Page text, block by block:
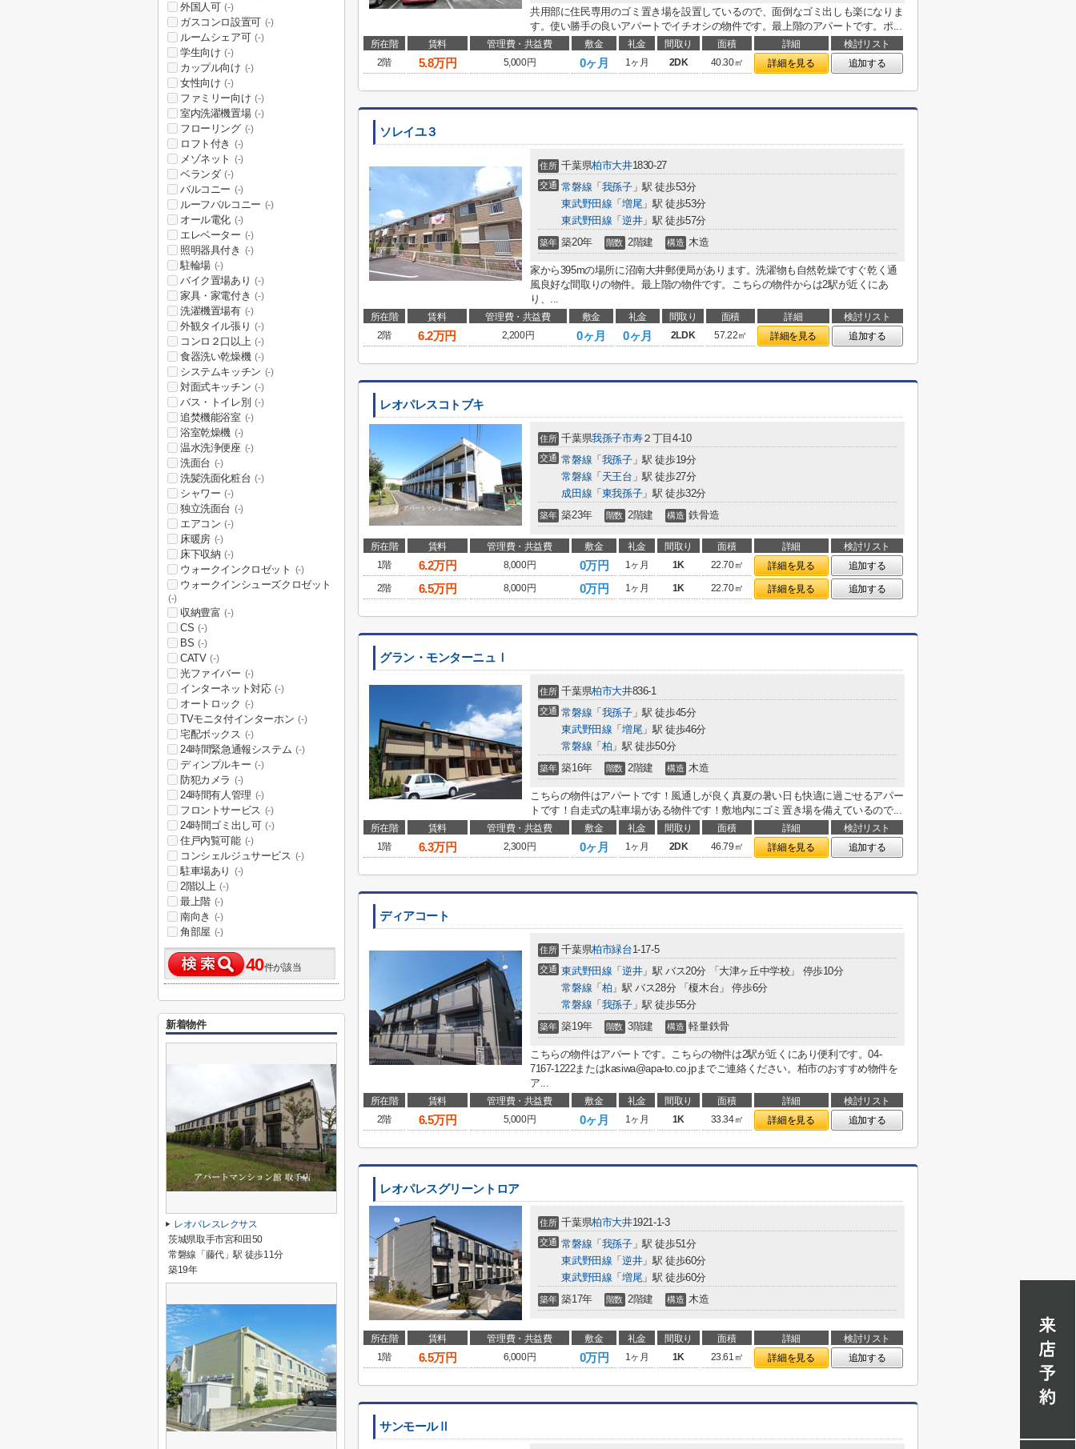
共用部に住民専用のゴミ置き場を設置しているので、面倒なゴミ出しも楽になりま
す。使い勝手の良いアパートでイチオシの物件です。最上階のアパートです。ポ...
所在階 賃料 管理費・共益費 敷金 礼金 間取り 面積 詳細
検討リスト
2階
5.8万円 5,000円 0ヶ月 1ヶ月 2DK 40.30㎡ 詳細を見る 追加する
ソレイユ３
住所 千葉県柏市大井1830-27
交通 常磐線 「 我孫子」駅 徒歩53分
東武野田線 「 増尾」駅 徒歩53分
東武野田線 「 逆井」駅 徒歩57分
築年 築20年 階数 2階建 構造 木造
家から395mの場所に沼南大井郵便局があります。洗濯物も自然乾燥ですぐ乾く通
風良好な間取りの物件。最上階の物件です。こちらの物件からは2駅が近くにあ
り、...
所在階 賃料 管理費・共益費 敷金 礼金 間取り 面積 詳細
検討リスト
2階
6.2万円 2,200円 0ヶ月 0ヶ月 2LDK 57.22㎡ 詳細を見る 追加する
レオパレスコトブキ
住所 千葉県我孫子市寿２丁目4-10
交通 常磐線 「 我孫子」駅 徒歩19分
常磐線 「 天王台 」駅 徒歩27分
成田線 「 東我孫子」駅 徒歩32分
築年 築23年 階数 2階建 構造 鉄骨造
所在階 賃料 管理費・共益費 敷金 礼金 間取り 面積 詳細
検討リスト
1階
6.2万円 8,000円 0万円 1ヶ月 1K 22.70㎡ 詳細を見る
追加する
2階
6.5万円 8,000円 0万円 1ヶ月 1K 22.70㎡ 詳細を見る 追加する
グラン・モンターニュⅠ
住所 千葉県柏市大井836-1
交通 常磐線 「 我孫子」駅 徒歩45分
東武野田線 「 増尾」駅 徒歩46分
常磐線 「 柏 」駅 徒歩50分
築年 築16年 階数 2階建 構造 木造
こちらの物件はアパートです！風通しが良く真夏の暑い日も快適に過ごせるアパー
トです！自走式の駐車場がある物件です！敷地内にゴミ置き場を備えているので...
所在階 賃料 管理費・共益費 敷金 礼金 間取り 面積 詳細
検討リスト
1階
6.3万円 2,300円 0ヶ月 1ヶ月 2DK 46.79㎡ 詳細を見る 追加する
ディアコート
住所 千葉県柏市緑台1‐17‐5
交通 東武野田線 「 逆井」駅 バス20分 「大津ヶ丘中学校」 停歩10分
常磐線 「 柏 」駅 バス28分 「榎木台」 停歩6分
常磐線 「 我孫子」駅 徒歩55分
築年 築19年 階数 3階建 構造 軽量鉄骨
こちらの物件はアパートです。こちらの物件は2駅が近くにあり便利です。04-
7167-1222またはkasiwa@apa-to.co.jpまでご連絡ください。柏市のおすすめ物件を
ア...
所在階 賃料 管理費・共益費 敷金 礼金 間取り 面積 詳細
検討リスト
2階
6.5万円 5,000円 0ヶ月 1ヶ月 1K 33.34㎡ 詳細を見る 追加する
レオパレスグリーントロア
住所 千葉県柏市大井1921-1-3
交通 常磐線 「 我孫子」駅 徒歩51分
東武野田線 「 逆井」駅 徒歩60分
東武野田線 「 増尾」駅 徒歩60分
築年 築17年 階数 2階建 構造 木造
所在階 賃料 管理費・共益費 敷金 礼金 間取り 面積 詳細
検討リスト
1階
6.5万円 6,000円 0万円 1ヶ月 1K 23.61㎡ 詳細を見る 追加する
サンモールⅡ
外国人可 (-)
ガスコンロ設置可 (-)
ルームシェア可 (-)
学生向け (-)
カップル向け (-)
女性向け (-)
ファミリー向け (-)
室内洗濯機置場 (-)
フローリング (-)
ロフト付き (-)
メゾネット (-)
ベランダ (-)
バルコニー (-)
ルーフバルコニー (-)
オール電化 (-)
エレベーター (-)
照明器具付き (-)
駐輪場 (-)
バイク置場あり (-)
家具・家電付き (-)
洗濯機置場有 (-)
外観タイル張り (-)
コンロ２口以上 (-)
食器洗い乾燥機 (-)
システムキッチン (-)
対面式キッチン (-)
バス・トイレ別 (-)
追焚機能浴室 (-)
浴室乾燥機 (-)
温水洗浄便座 (-)
洗面台 (-)
洗髪洗面化粧台 (-)
シャワー (-)
独立洗面台 (-)
エアコン (-)
床暖房 (-)
床下収納 (-)
ウォークインクロゼット (-)
ウォークインシューズクロゼット
(-)
収納豊富 (-)
CS (-)
BS (-)
CATV (-)
光ファイバー (-)
インターネット対応 (-)
オートロック (-)
TVモニタ付インターホン (-)
宅配ボックス (-)
24時間緊急通報システム (-)
ディンプルキー (-)
防犯カメラ (-)
24時間有人管理 (-)
フロントサービス (-)
24時間ゴミ出し可 (-)
住戸内覧可能 (-)
コンシェルジュサービス (-)
駐車場あり (-)
2階以上 (-)
最上階 (-)
南向き (-)
角部屋 (-)
40件が該当
新着物件
レオパレスレクサス
茨城県取手市宮和田50
常磐線「藤代」駅 徒歩11分
築19年